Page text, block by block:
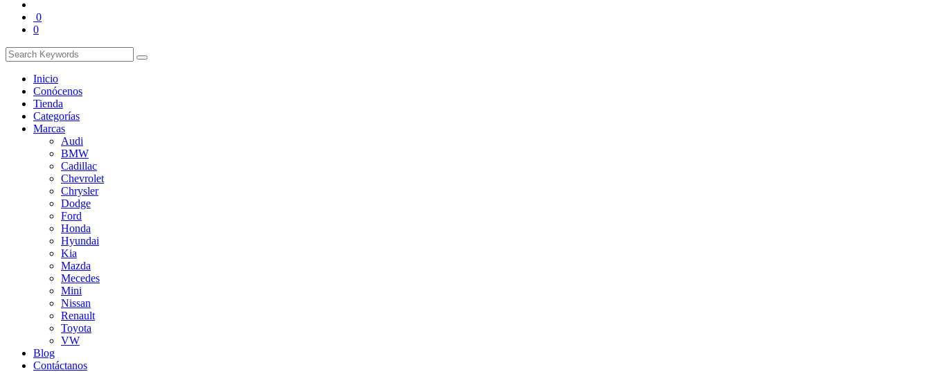
0
0
Inicio
Conócenos
Tienda
Categorías
Marcas
Audi
BMW
Cadillac
Chevrolet
Chrysler
Dodge
Ford
Honda
Hyundai
Kia
Mazda
Mecedes
Mini
Nissan
Renault
Toyota
VW
Blog
Contáctanos